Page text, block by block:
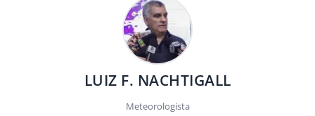
LUIZ F. NACHTIGALL
Meteorologista